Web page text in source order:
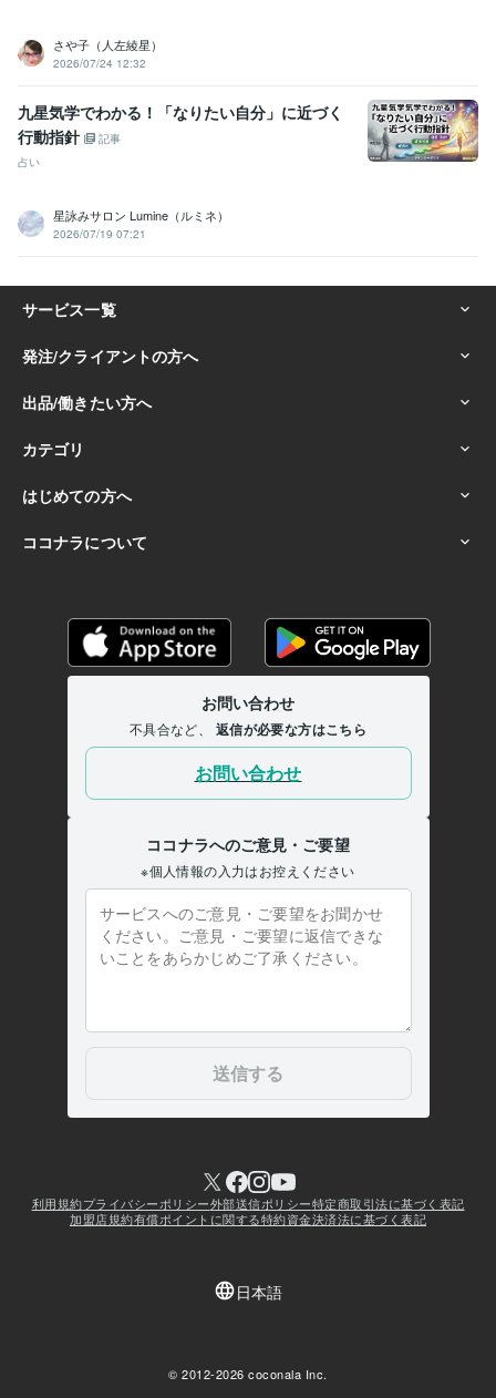
さや子（人左綾星）
2026/07/24 12:32
九星気学でわかる！「なりたい自分」に近づく
行動指針
記事
占い
星詠みサロン Lumine（ルミネ）
2026/07/19 07:21